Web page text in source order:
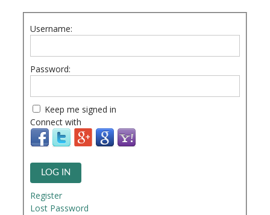
Username:
Password:
Keep me signed in
Connect with
LOG IN
Register
Lost Password